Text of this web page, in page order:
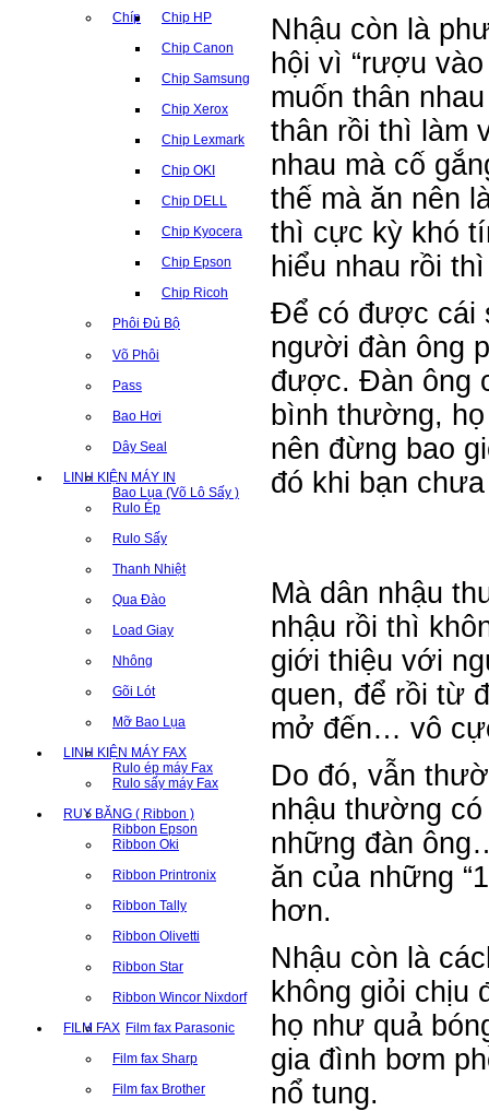
Chíp Chip HP
Chip Canon
Chip Samsung
Chip Xerox
Chip Lexmark
Chip OKI
Chip DELL
Chip Kyocera
Chip Epson
Chip Ricoh
Phôi Đủ Bộ
Võ Phôi
Pass
Bao Hơi
Dây Seal
LINH KIỆN MÁY IN
Bao Lụa (Võ Lô Sấy )
Rulo Ép
Rulo Sấy
Thanh Nhiệt
Qua Đào
Load Giay
Nhông
Gõi Lót
Mỡ Bao Lụa
LINH KIỆN MÁY FAX
Rulo ép máy Fax
Rulo sấy máy Fax
RUY BĂNG ( Ribbon )
Ribbon Epson
Ribbon Oki
Ribbon Printronix
Ribbon Tally
Ribbon Olivetti
Ribbon Star
Ribbon Wincor Nixdorf
FILM FAX Film fax Parasonic
Film fax Sharp
Film fax Brother
Nhậu còn là
hội vì “rượu
muốn thân
thân rồi thì làm
nhau mà cố
thế mà ăn nên
thì cực kỳ khó
hiểu nhau rồi
Để có được cái
người đàn ông
được. Đàn ông
bình thường,
nên đừng bao
đó khi bạn
Mà dân nhậu
nhậu rồi thì
giới thiệu với
quen, để rồi từ
mở đến… vô
Do đó, vẫn
nhậu thường
những đàn
ăn của những
hơn.
Nhậu còn là
không giỏi chịu
họ như quả
gia đình bơm
nổ tung.